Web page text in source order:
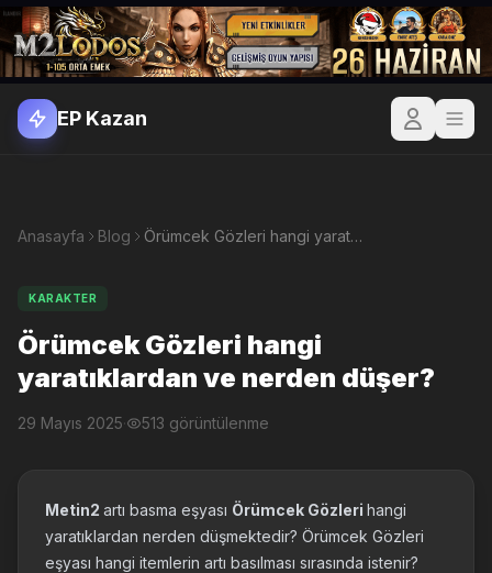
EP Kazan
Anasayfa Blog Örümcek Gözleri hangi yaratıklardan ve nerden düşer?
KARAKTER
Örümcek Gözleri hangi
yaratıklardan ve nerden düşer?
29 Mayıs 2025· 513 görüntülenme
Metin2 artı basma eşyası Örümcek Gözleri hangi
yaratıklardan nerden düşmektedir? Örümcek Gözleri
eşyası hangi itemlerin artı basılması sırasında istenir?